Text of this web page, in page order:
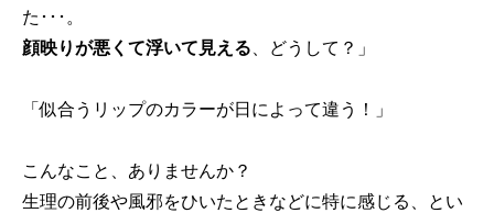
た･･･。
顔映りが悪くて浮いて見える 、どうして？」
「似合うリップのカラーが日によって違う！」
こんなこと、ありませんか？
生理の前後や風邪をひいたときなどに特に感じる、とい